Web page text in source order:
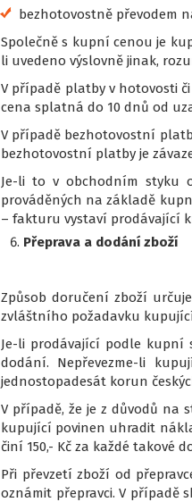
bezhotovostně převodem
Společně s kupní cenou je
li uvedeno výslovně jinak,
V případě platby v hotovosti
cena splatná do 10 dnů od
V případě bezhotovostní
bezhotovostní platby je
Je-li to v obchodním styku
prováděných na základě
– fakturu vystaví prodávající
Přeprava a dodání zboží
Způsob doručení zboží
zvláštního požadavku
Je-li prodávající podle kupní
dodání. Nepřevezme-li
jednostopadesát korun
V případě, že je z důvodů na
kupující povinen uhradit
činí 150,- Kč za každé takové
Při převzetí zboží od
oznámit přepravci. V případě